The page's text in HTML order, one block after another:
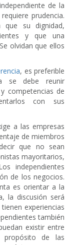
de la
prudencia.
que su dignidad,
y que una
olvidan que ellos
, es preferible
se debe reunir
competencias de
con sus
a las empresas
de miembros
que no sean
mayoritarios,
independientes
de los negocios.
es orientar a la
la discusión será
experiencias
también
existir entre
de las